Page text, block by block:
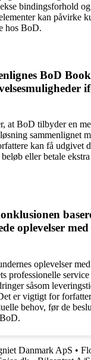
bindingsforhold
kan påvirke
hos BoD.
BoD
at BoD tilbyder en
sammenlignet
kan få udgivet
eller betale
oplevelser
oplevelser
professionelle
såsom
er vigtigt for
behov, før de
Danmark ApS •